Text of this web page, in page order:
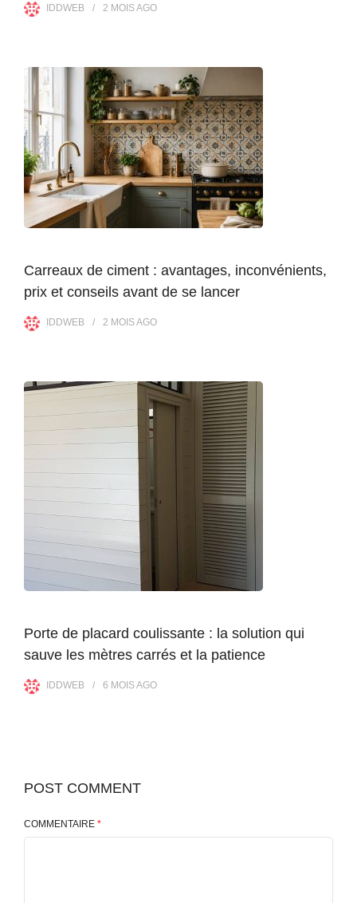
IDDWEB 2 MOISAGO
Carreaux de ciment : avantages, inconvénients,
prix et conseils avant de se lancer
IDDWEB 2 MOISAGO
Porte de placard coulissante : la solution qui
sauve les mètres carrés et la patience
IDDWEB 6 MOISAGO
POST COMMENT
COMMENTAIRE *